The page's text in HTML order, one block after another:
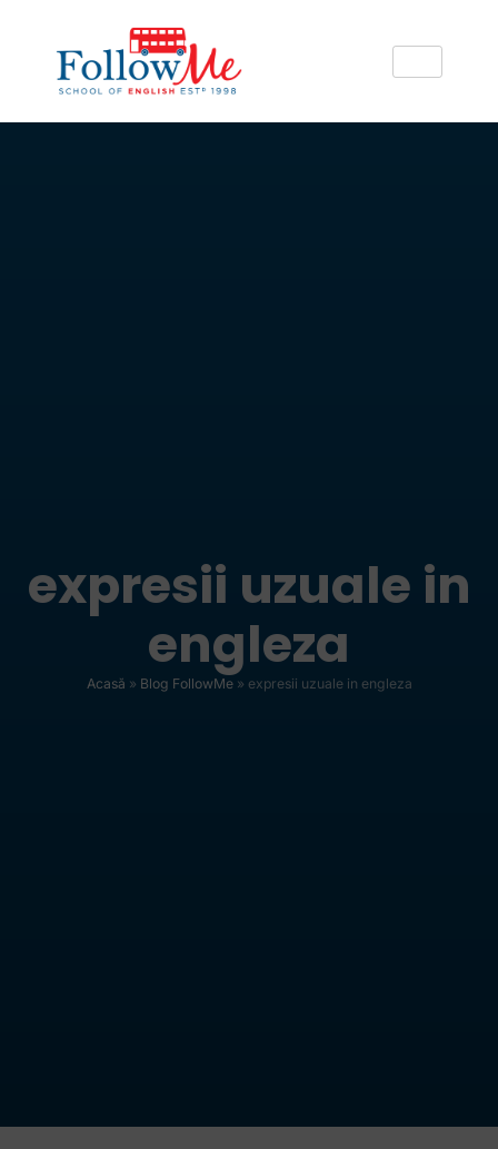
expresii uzuale in
engleza
Acasă » Blog FollowMe» expresii uzuale in engleza